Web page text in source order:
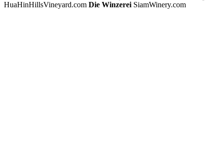
HuaHinHillsVineyard.com Die Winzerei SiamWinery.com